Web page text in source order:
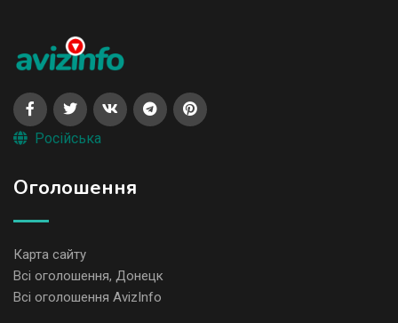
Російська
Оголошення
Карта сайту
Всі оголошення, Донецк
Всі оголошення AvizInfo